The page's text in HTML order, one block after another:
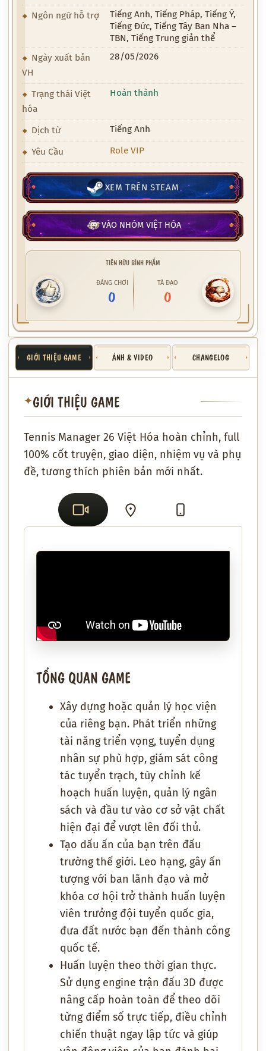
Ngôn ngữ hỗ trợ
Tiếng Anh, Tiếng Pháp, Tiếng Ý,
Tiếng Đức, Tiếng Tây Ban Nha –
TBN, Tiếng Trung giản thể
Ngày xuất bản
VH
28/05/2026
Trạng thái Việt
hóa
Hoàn thành
Dịch từ Tiếng Anh
Yêu Cầu Role VIP
XEM TRÊN STEAM
VÀO NHÓM VIỆT HÓA
TIÊN HỮU BÌNH PHẨM
ĐÁNG CHƠI
0
TÀ ĐẠO
0
GIỚI THIỆU GAME ẢNH & VIDEO CHANGELOG
✦GIỚI THIỆU GAME
Tennis Manager 26 Việt Hóa hoàn chỉnh, full
100% cốt truyện, giao diện, nhiệm vụ và phụ
đề, tương thích phiên bản mới nhất.
TỔNG QUAN GAME
Xây dựng hoặc quản lý học viện
của riêng bạn. Phát triển những
tài năng triển vọng, tuyển dụng
nhân sự phù hợp, giám sát công
tác tuyển trạch, tùy chỉnh kế
hoạch huấn luyện, quản lý ngân
sách và đầu tư vào cơ sở vật chất
hiện đại để vượt lên đối thủ.
Tạo dấu ấn của bạn trên đấu
trường thế giới. Leo hạng, gây ấn
tượng với ban lãnh đạo và mở
khóa cơ hội trở thành huấn luyện
viên trưởng đội tuyển quốc gia,
đưa đất nước bạn đến thành công
quốc tế.
Huấn luyện theo thời gian thực.
Sử dụng engine trận đấu 3D được
nâng cấp hoàn toàn để theo dõi
từng điểm số trực tiếp, điều chỉnh
chiến thuật ngay lập tức và giúp